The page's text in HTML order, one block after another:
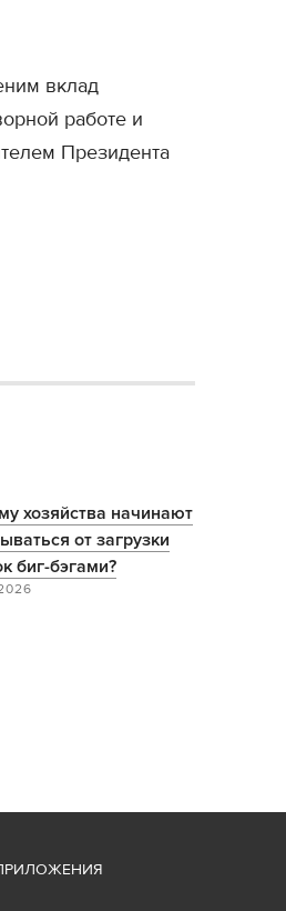
вклад
работе и
Президента
хозяйства начинают
от загрузки
биг-бэгами?